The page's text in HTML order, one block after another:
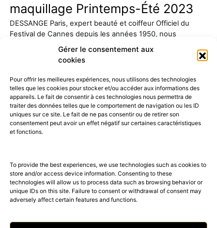
Gérer le consentement aux
cookies
Pour offrir les meilleures expériences, nous utilisons des technologies
telles que les cookies pour stocker et/ou accéder aux informations des
appareils. Le fait de consentir à ces technologies nous permettra de
traiter des données telles que le comportement de navigation ou les ID
uniques sur ce site. Le fait de ne pas consentir ou de retirer son
consentement peut avoir un effet négatif sur certaines caractéristiques
et fonctions.
To provide the best experiences, we use technologies such as cookies to
store and/or access device information. Consenting to these
technologies will allow us to process data such as browsing behavior or
unique IDs on this site. Failure to consent or withdrawal of consent may
adversely affect certain features and functions.
maquillage Printemps-Été 2023
DESSANGE Paris, expert beauté et coiffeur Officiel du
Festival de Cannes depuis les années 1950, nous
52K 15K